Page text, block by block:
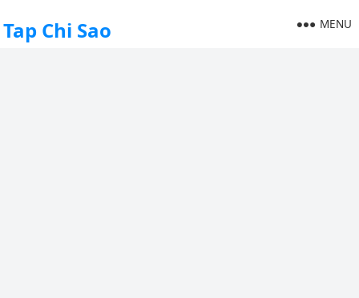
Tap Chi Sao MENU